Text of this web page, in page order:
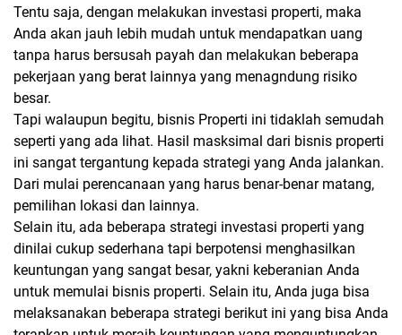
Tentu saja, dengan melakukan investasi properti, maka
Anda akan jauh lebih mudah untuk mendapatkan uang
tanpa harus bersusah payah dan melakukan beberapa
pekerjaan yang berat lainnya yang menagndung risiko
besar.
Tapi walaupun begitu, bisnis Properti ini tidaklah semudah
seperti yang ada lihat. Hasil masksimal dari bisnis properti
ini sangat tergantung kepada strategi yang Anda jalankan.
Dari mulai perencanaan yang harus benar-benar matang,
pemilihan lokasi dan lainnya.
Selain itu, ada beberapa strategi investasi properti yang
dinilai cukup sederhana tapi berpotensi menghasilkan
keuntungan yang sangat besar, yakni keberanian Anda
untuk memulai bisnis properti. Selain itu, Anda juga bisa
melaksanakan beberapa strategi berikut ini yang bisa Anda